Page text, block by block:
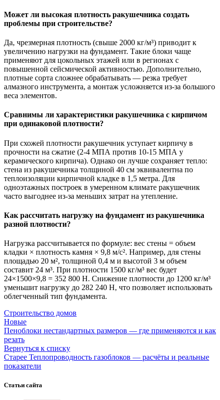
Может ли высокая плотность ракушечника создать
проблемы при строительстве?
Да, чрезмерная плотность (свыше 2000 кг/м³) приводит к
увеличению нагрузки на фундамент. Такие блоки чаще
применяют для цокольных этажей или в регионах с
повышенной сейсмической активностью. Дополнительно,
плотные сорта сложнее обрабатывать — резка требует
алмазного инструмента, а монтаж усложняется из-за большого
веса элементов.
Сравнимы ли характеристики ракушечника с кирпичом
при одинаковой плотности?
При схожей плотности ракушечник уступает кирпичу в
прочности на сжатие (2-4 МПА против 10-15 МПА у
керамического кирпича). Однако он лучше сохраняет тепло:
стена из ракушечника толщиной 40 см эквивалентна по
теплоизоляции кирпичной кладке в 1,5 метра. Для
одноэтажных построек в умеренном климате ракушечник
часто выгоднее из-за меньших затрат на утепление.
Как рассчитать нагрузку на фундамент из ракушечника
разной плотности?
Нагрузка рассчитывается по формуле: вес стены = объем
кладки × плотность камня × 9,8 м/с². Например, для стены
площадью 20 м², толщиной 0,4 м и высотой 3 м объем
составит 24 м³. При плотности 1500 кг/м³ вес будет
24×1500×9,8 = 352 800 Н. Снижение плотности до 1200 кг/м³
уменьшит нагрузку до 282 240 Н, что позволяет использовать
облегченный тип фундамента.
Строительство домов
Новые
Пеноблоки нестандартных размеров — где применяются и как
резать
Вернуться к списку
Старее Теплопроводность газоблоков — расчёты и реальные
показатели
Статьи сайта